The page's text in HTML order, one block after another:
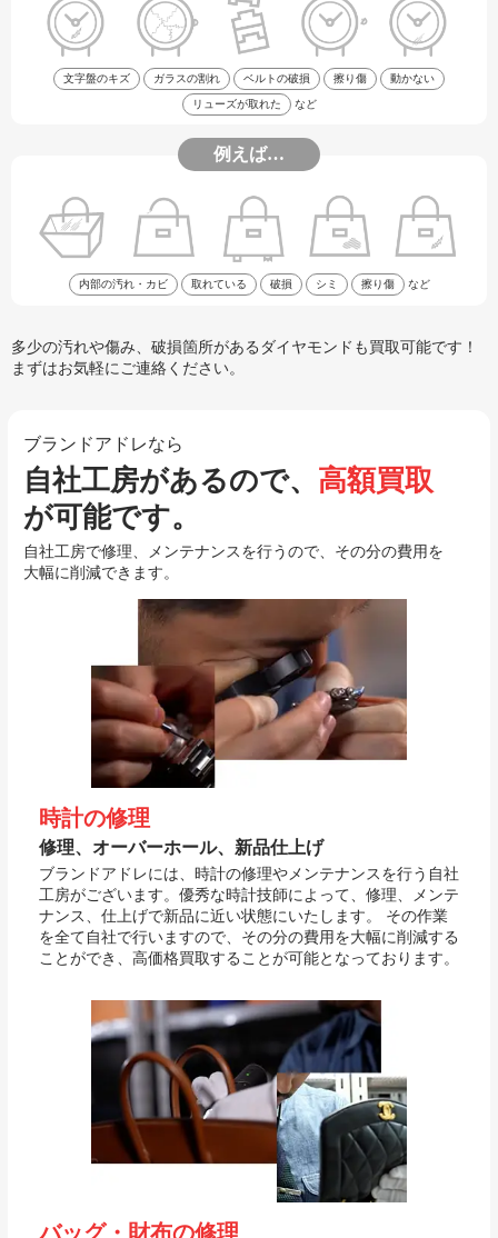
文字盤のキズ ガラスの割れ ベルトの破損 擦り傷 動かない
リューズが取れた など
例えば…
内部の汚れ・カビ 取れている 破損 シミ 擦り傷 など
多少の汚れや傷み、破損箇所があるダイヤモンドも買取可能です！
まずはお気軽にご連絡ください。
ブランドアドレなら
自社工房があるので、 高額買取
が可能です。
自社工房で修理、メンテナンスを行うので、その分の費用を
大幅に削減できます。
時計の修理
修理、オーバーホール、新品仕上げ
ブランドアドレには、時計の修理やメンテナンスを行う自社
工房がございます。優秀な時計技師によって、修理、メンテ
ナンス、仕上げで新品に近い状態にいたします。 その作業
を全て自社で行いますので、その分の費用を大幅に削減する
ことができ、高価格買取することが可能となっております。
バッグ・財布の修理